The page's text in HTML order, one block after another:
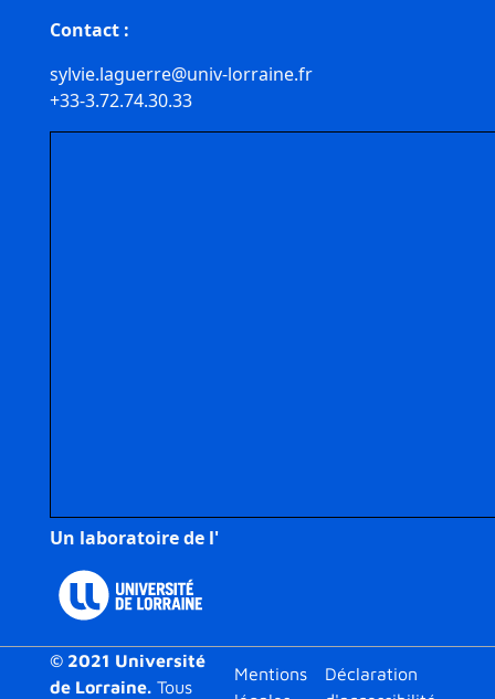
Contact :
sylvie.laguerre@univ-lorraine.fr
+33-3.72.74.30.33
Un laboratoire de l'
© 2021 Université
de Lorraine.Tous
Footer
Mentions
Déclaration